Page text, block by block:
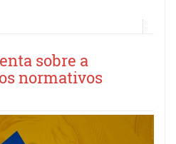
sobre a
normativos